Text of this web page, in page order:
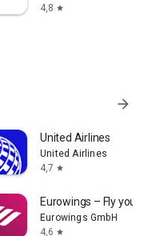
4,8 star
arrow_forward
COMPANY
United Airlines
United Airlines
4,7 star
Eurowings – Fly your
Eurowings GmbH
4,6 star